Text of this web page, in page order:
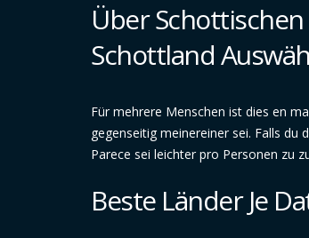
Über
Schottland
Für mehrere Menschen ist dies en
gegenseitig meinereiner sei. Falls du
Parece sei leichter pro Personen zu
Beste Länder Je